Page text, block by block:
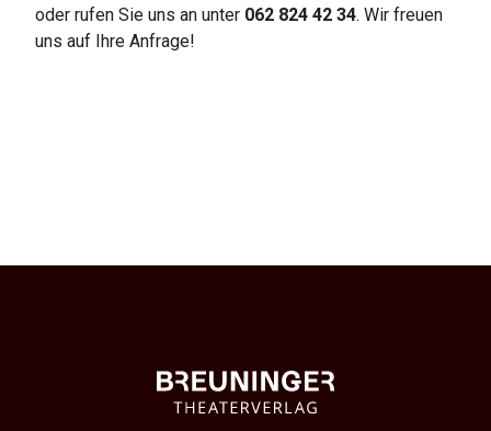
oder rufen Sie uns an unter 062 824 42 34. Wir freuen
uns auf Ihre Anfrage!